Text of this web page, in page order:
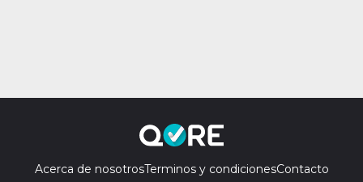
Acerca de nosotrosTerminos y condicionesContacto